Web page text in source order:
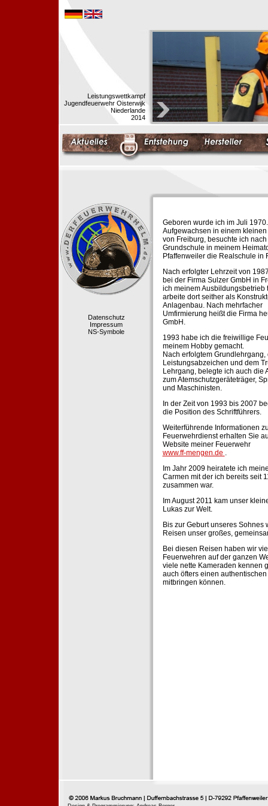
Leistungswettkampf
Jugendfeuerwehr Oisterwijk
Niederlande
2014
Datenschutz
Impressum
NS-Symbole
Geboren wurde ich im Juli 1970.
Aufgewachsen in einem kleinen
von Freiburg, besuchte ich nach
Grundschule in meinem
Pfaffenweiler die Realschule in
Nach erfolgter Lehrzeit von
bei der Firma Sulzer GmbH in
ich meinem Ausbildungsbetrieb
arbeite dort seither als
Anlagenbau. Nach mehrfacher
Umfirmierung heißt die Firma
GmbH.
1993 habe ich die freiwillige
meinem Hobby gemacht.
Nach erfolgtem Grundlehrgang,
Leistungsabzeichen und dem
Lehrgang, belegte ich auch die
zum Atemschutzgeräteträger,
und Maschinisten.
In der Zeit von 1993 bis 2007
die Position des Schriftführers.
Weiterführende Informationen
Feuerwehrdienst erhalten Sie
Website meiner Feuerwehr
www.ff-mengen.de .
Im Jahr 2009 heiratete ich
Carmen mit der ich bereits seit
zusammen war.
Im August 2011 kam unser
Lukas zur Welt.
Bis zur Geburt unseres Sohnes
Reisen unser großes,
Bei diesen Reisen haben wir
Feuerwehren auf der ganzen
viele nette Kameraden kennen
auch öfters einen
mitbringen können.